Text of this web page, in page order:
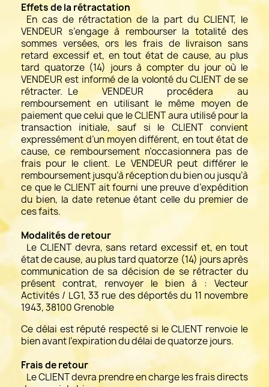
Effets de la rétractation
En cas de rétractation de la part du CLIENT, le
VENDEUR s’engage à rembourser la totalité des
sommes versées, ors les frais de livraison sans
retard excessif et, en tout état de cause, au plus
tard quatorze (14) jours à compter du jour où le
VENDEUR est informé de la volonté du CLIENT de se
rétracter. Le VENDEUR procédera au
remboursement en utilisant le même moyen de
paiement que celui que le CLIENT aura utilisé pour la
transaction initiale, sauf si le CLIENT convient
expressément d’un moyen différent, en tout état de
cause, ce remboursement n’occasionnera pas de
frais pour le client. Le VENDEUR peut différer le
remboursement jusqu’à réception du bien ou jusqu’à
ce que le CLIENT ait fourni une preuve d’expédition
du bien, la date retenue étant celle du premier de
ces faits.
Modalités de retour
Le CLIENT devra, sans retard excessif et, en tout
état de cause, au plus tard quatorze (14) jours après
communication de sa décision de se rétracter du
présent contrat, renvoyer le bien à : Vecteur
Activités / LG1, 33 rue des déportés du 11 novembre
1943, 38100 Grenoble
Ce délai est réputé respecté si le CLIENT renvoie le
bien avant l’expiration du délai de quatorze jours.
Frais de retour
Le CLIENT devra prendre en charge les frais directs